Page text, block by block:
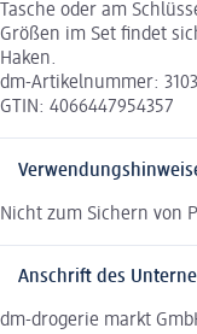
Tasche oder am
Größen im Set findet
Haken.
dm-Artikelnummer:
GTIN: 4066447954357
Nicht zum Sichern von
Anschrift des
dm-drogerie markt